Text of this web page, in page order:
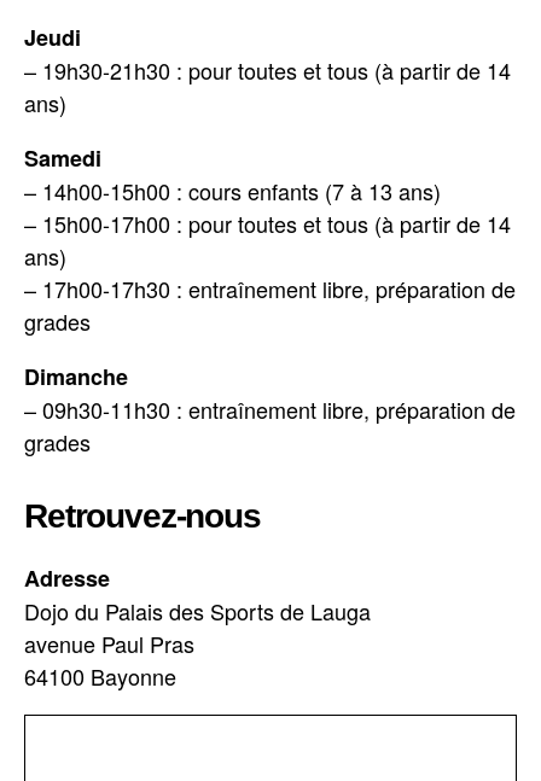
Jeudi
– 19h30-21h30 : pour toutes et tous (à partir de 14
ans)
Samedi
– 14h00-15h00 : cours enfants (7 à 13 ans)
– 15h00-17h00 : pour toutes et tous (à partir de 14
ans)
– 17h00-17h30 : entraînement libre, préparation de
grades
Dimanche
– 09h30-11h30 : entraînement libre, préparation de
grades
Retrouvez-nous
Adresse
Dojo du Palais des Sports de Lauga
avenue Paul Pras
64100 Bayonne